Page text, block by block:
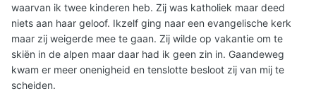
waarvan ik twee kinderen heb. Zij was katholiek maar deed
niets aan haar geloof. Ikzelf ging naar een evangelische kerk
maar zij weigerde mee te gaan. Zij wilde op vakantie om te
skiën in de alpen maar daar had ik geen zin in. Gaandeweg
kwam er meer onenigheid en tenslotte besloot zij van mij te
scheiden.